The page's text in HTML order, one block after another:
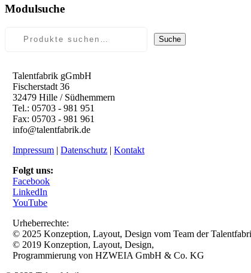
Modulsuche
Suche
Talentfabrik gGmbH
Fischerstadt 36
32479 Hille / Südhemmern
Tel.: 05703 - 981 951
Fax: 05703 - 981 961
info@talentfabrik.de
Impressum |Datenschutz |Kontakt
Folgt uns:
Facebook
LinkedIn
YouTube
Urheberrechte:
© 2025 Konzeption, Layout, Design vom Team der
© 2019 Konzeption, Layout, Design,
Programmierung von HZWEIA GmbH & Co. KG